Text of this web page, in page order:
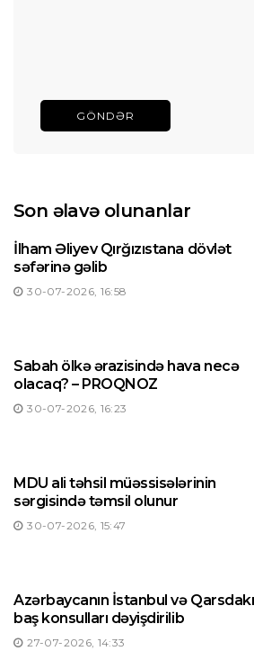
GÖNDƏR
Son əlavə olunanlar
İlham Əliyev Qırğızıstana dövlət
səfərinə gəlib
30-07-2026, 16:58
Sabah ölkə ərazisində hava necə
olacaq? – PROQNOZ
30-07-2026, 16:23
MDU ali təhsil müəssisələrinin
sərgisində təmsil olunur
30-07-2026, 15:47
Azərbaycanın İstanbul və Qarsdakı
baş konsulları dəyişdirilib
27-07-2026, 14:33